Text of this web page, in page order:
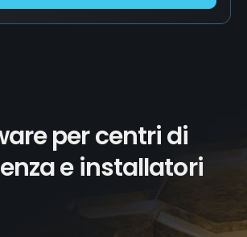
per centri di
e installatori